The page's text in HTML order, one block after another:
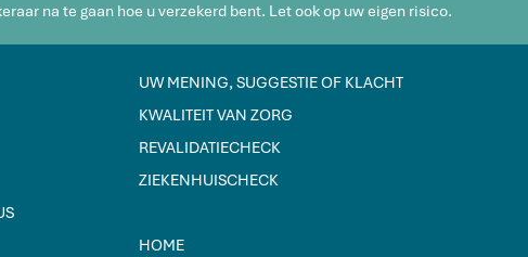
na te gaan hoe u verzekerd bent. Let ook op uw eigen risico.
UW MENING, SUGGESTIE OF KLACHT
KWALITEIT VAN ZORG
REVALIDATIECHECK
ZIEKENHUISCHECK
HOME